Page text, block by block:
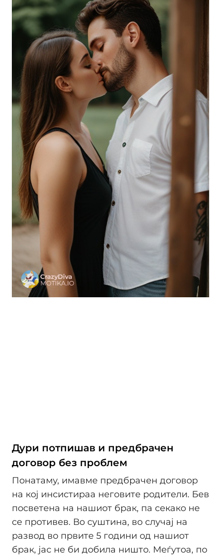
Дури потпишав и предбрачен
договор без проблем
Понатаму, имавме предбрачен договор
на кој инсистираа неговите родители. Бев
посветена на нашиот брак, па секако не
се противев. Во суштина, во случај на
развод во првите 5 години од нашиот
брак, јас не би добила ништо. Меѓутоа, по